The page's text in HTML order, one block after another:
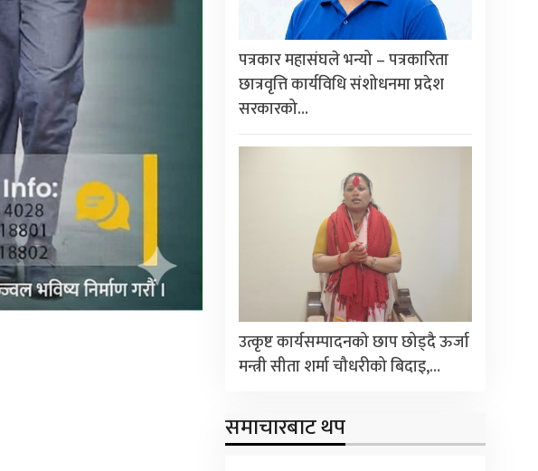
पत्रकार महासंघले भन्यो – पत्रकारिता
छात्रवृत्ति कार्यविधि संशोधनमा प्रदेश
सरकारको…
उत्कृष्ट कार्यसम्पादनको छाप छोड्दै ऊर्जा
मन्त्री सीता शर्मा चौधरीको बिदाइ,…
समाचारबाट थप